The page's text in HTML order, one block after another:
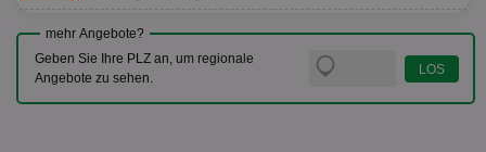
mehr Angebote?
Geben Sie Ihre PLZ an, um regionale
Angebote zu sehen.